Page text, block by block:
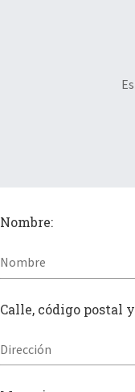
Nombre:
Calle, código postal